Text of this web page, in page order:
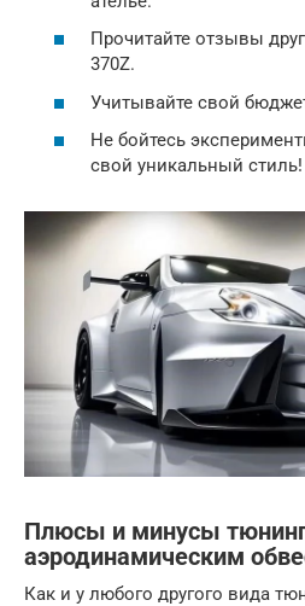
Прочитайте отзывы
370Z.
Учитывайте свой
Не бойтесь
свой уникальный стиль!
Плюсы и минусы
аэродинамическим
Как и у любого другого вида